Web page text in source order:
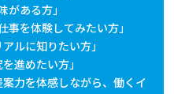
がある方」
事を体験してみたい方」
ルに知りたい方」
進めたい方」
力を体感しながら、働くイ